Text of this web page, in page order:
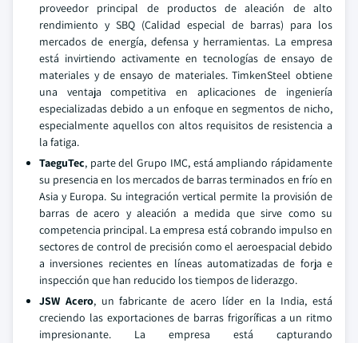
proveedor principal de productos de aleación de alto
rendimiento y SBQ (Calidad especial de barras) para los
mercados de energía, defensa y herramientas. La empresa
está invirtiendo activamente en tecnologías de ensayo de
materiales y de ensayo de materiales. TimkenSteel obtiene
una ventaja competitiva en aplicaciones de ingeniería
especializadas debido a un enfoque en segmentos de nicho,
especialmente aquellos con altos requisitos de resistencia a
la fatiga.
TaeguTec, parte del Grupo IMC, está ampliando rápidamente
su presencia en los mercados de barras terminados en frío en
Asia y Europa. Su integración vertical permite la provisión de
barras de acero y aleación a medida que sirve como su
competencia principal. La empresa está cobrando impulso en
sectores de control de precisión como el aeroespacial debido
a inversiones recientes en líneas automatizadas de forja e
inspección que han reducido los tiempos de liderazgo.
JSW Acero, un fabricante de acero líder en la India, está
creciendo las exportaciones de barras frigoríficas a un ritmo
impresionante. La empresa está capturando